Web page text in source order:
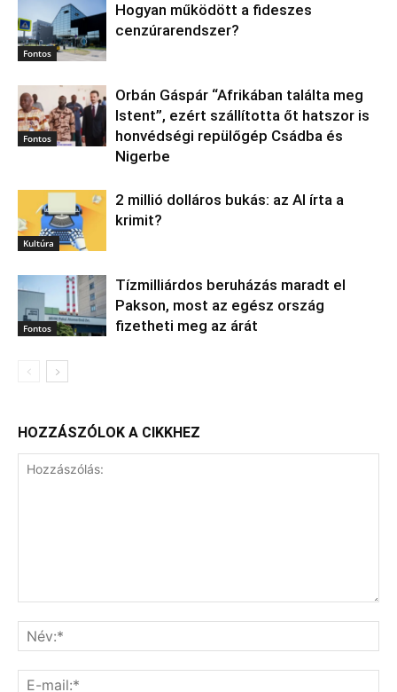
Fontos
Hogyan működött a fideszes
cenzúrarendszer?
Fontos
Orbán Gáspár “Afrikában találta meg
Istent”, ezért szállította őt hatszor is
honvédségi repülőgép Csádba és
Nigerbe
Kultúra
2 millió dolláros bukás: az AI írta a
krimit?
Fontos
Tízmilliárdos beruházás maradt el
Pakson, most az egész ország
fizetheti meg az árát
HOZZÁSZÓLOK A CIKKHEZ